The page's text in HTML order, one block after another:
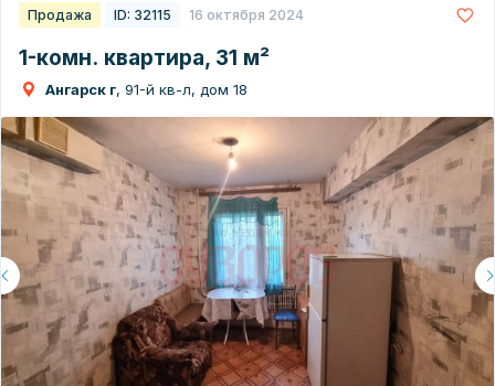
Продажа ID: 32115 16 октября 2024
1-комн. квартира, 31 м²
Ангарск г, 91-й кв-л, дом 18